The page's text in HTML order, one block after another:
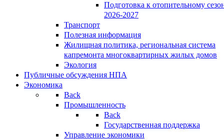
Подготовка к отопительному
2026-2027
Транспорт
Полезная информация
Жилищная политика, региональная система
капремонта многоквартирных жилых домов
Экология
Публичные обсуждения НПА
Экономика
Back
Промышленность
Back
Государственная поддержка
Управление экономики